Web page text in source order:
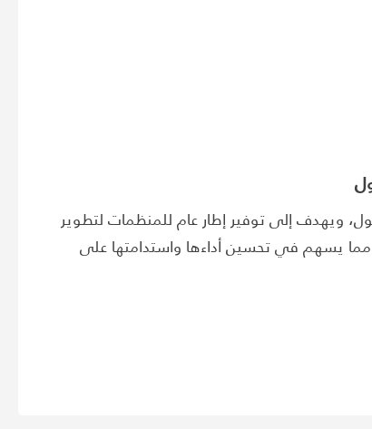
ويهدف إلى توفير إطار عام للمنظمات لتطوير
مما يسهم في تحسين أداءها واستدامتها على